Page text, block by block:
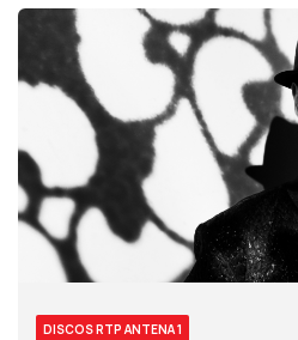
DISCOS RTP ANTENA 1